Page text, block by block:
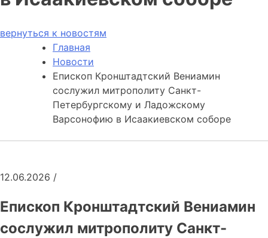
вернуться к новостям
Главная
Новости
Епископ Кронштадтский Вениамин
сослужил митрополиту Санкт-
Петербургскому и Ладожскому
Варсонофию в Исаакиевском соборе
12.06.2026 /
Епископ Кронштадтский Вениамин
сослужил митрополиту Санкт-